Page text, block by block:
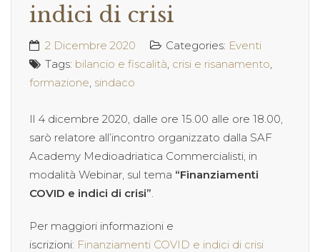
indici di crisi
2 Dicembre 2020 Categories: Eventi
Tags: bilancio e fiscalità crisi e risanamento
formazione sindaco
Il 4 dicembre 2020, dalle ore 15.00 alle ore 18.00,
sarò relatore all’incontro organizzato dalla SAF
Academy Medioadriatica Commercialisti, in
modalità Webinar, sul tema “Finanziamenti
COVID e indici di crisi”
Per maggiori informazioni e
iscrizioni: Finanziamenti COVID e indici di crisi